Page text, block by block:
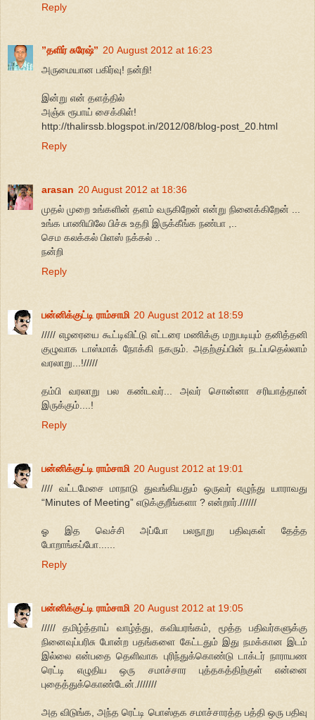
Reply
”தளிர் சுரேஷ்” 20 August 2012 at 16:23
அருமையான பகிர்வு! நன்றி!
இன்று என் தளத்தில்
அஞ்சு ரூபாய் சைக்கிள்!
http://thalirssb.blogspot.in/2012/08/blog-post_20.html
Reply
arasan 20 August 2012 at 18:36
முதல் முறை உங்களின் தளம் வருகிறேன் என்று நினைக்கிறேன் ...
உங்க பாணியிலே பிச்சு உதறி இருக்கீங்க நண்பா ,..
செம கலக்கல் பிளஸ் நக்கல் ..
நன்றி
Reply
பன்னிக்குட்டி ராம்சாமி 20 August 2012 at 18:59
///// எழரையை கூட்டிவிட்டு எட்டரை மணிக்கு மறுபடியும் தனித்தனி
குழுவாக டாஸ்மாக் நோக்கி நகரும். அதற்குப்பின் நடப்பதெல்லாம்
வரலாறு...!/////
தம்பி வரலாறு பல கண்டவர்... அவர் சொன்னா சரியாத்தான்
இருக்கும்....!
Reply
பன்னிக்குட்டி ராம்சாமி 20 August 2012 at 19:01
//// வட்டமேசை மாநாடு துவங்கியதும் ஒருவர் எழுந்து யாராவது
“Minutes of Meeting” எடுக்குறீங்களா ? என்றார்.//////
ஓ இத வெச்சி அப்போ பலநூறு பதிவுகள் தேத்த
போறாங்கப்போ......
Reply
பன்னிக்குட்டி ராம்சாமி 20 August 2012 at 19:05
///// தமிழ்த்தாய் வாழ்த்து, கவியரங்கம், மூத்த பதிவர்களுக்கு
நினைவுப்பரிசு போன்ற பதங்களை கேட்டதும் இது நமக்கான இடம்
இல்லை என்பதை தெளிவாக புரிந்துக்கொண்டு டாக்டர் நாராயண
ரெட்டி எழுதிய ஒரு சமாச்சார புத்தகத்திற்குள் என்னை
புதைத்துக்கொண்டேன்.///////
அத விடுங்க, அந்த ரெட்டி பொஸ்தக சமாச்சாரத்த பத்தி ஒரு பதிவு